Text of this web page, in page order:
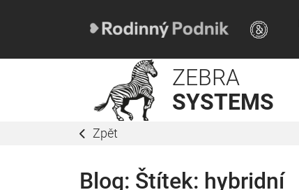
ZEBRA
SYSTEMS
Zpět
Blog: Štítek: hybridní